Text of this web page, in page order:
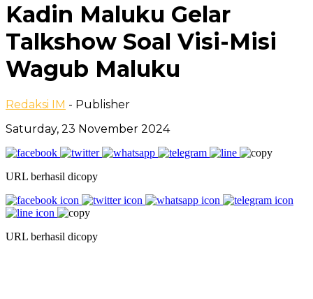
Kadin Maluku Gelar
Talkshow Soal Visi-Misi
Wagub Maluku
Redaksi IM - Publisher
Saturday, 23 November 2024
URL berhasil dicopy
URL berhasil dicopy